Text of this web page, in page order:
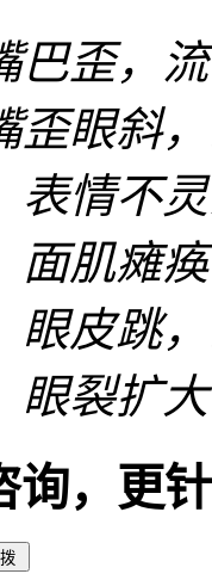
巴歪，
歪眼斜
表情不
面肌瘫
眼皮跳
眼裂扩
询，更